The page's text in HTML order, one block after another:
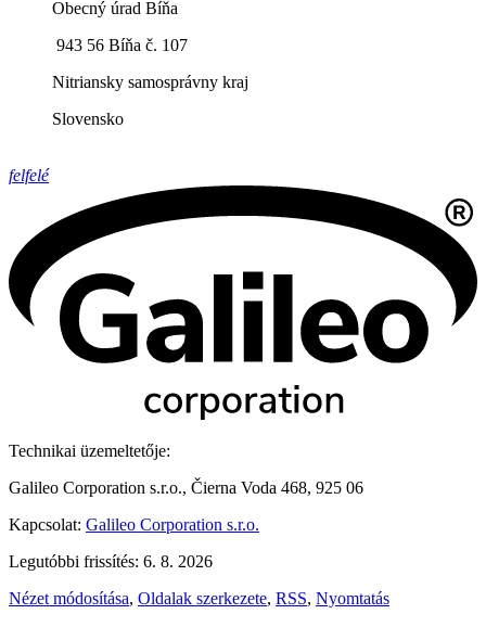
Obecný úrad Bíňa
943 56 Bíňa č. 107
Nitriansky samosprávny kraj
Slovensko
felfelé
Technikai üzemeltetője:
Galileo Corporation s.r.o., Čierna Voda 468, 925 06
Kapcsolat: Galileo Corporation s.r.o.
Legutóbbi frissítés: 6. 8. 2026
Nézet módosítása, Oldalak szerkezete, RSS, Nyomtatás